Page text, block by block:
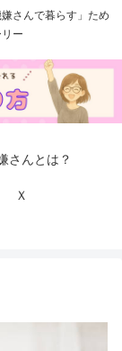
さんで暮らす」ため
ー
さんとは？
Ｘ